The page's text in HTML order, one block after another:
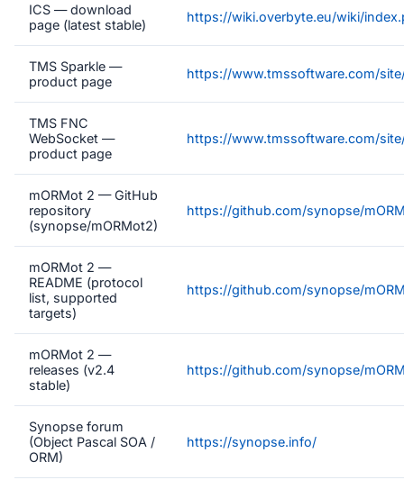
ICS — download
page (latest stable)
https://wiki.overbyte.eu/wiki/
TMS Sparkle —
product page
https://www.tmssoftware.com/
TMS FNC
WebSocket —
product page
https://www.tmssoftware.com/
mORMot 2 — GitHub
repository
(synopse/mORMot2)
https://github.com/synopse/
mORMot 2 —
README (protocol
list, supported
targets)
https://github.com/synopse/
mORMot 2 —
releases (v2.4
stable)
https://github.com/synopse/
Synopse forum
(Object Pascal SOA /
ORM)
https://synopse.info/